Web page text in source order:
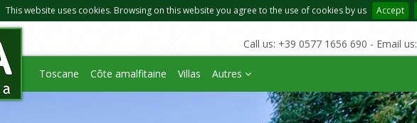
This website uses cookies. Browsing on this website you agree to the use of cookies by us Accept
Call us: +39 0577 1656 690 - Email us:
Toscane Côte amalfitaine Villas Autres